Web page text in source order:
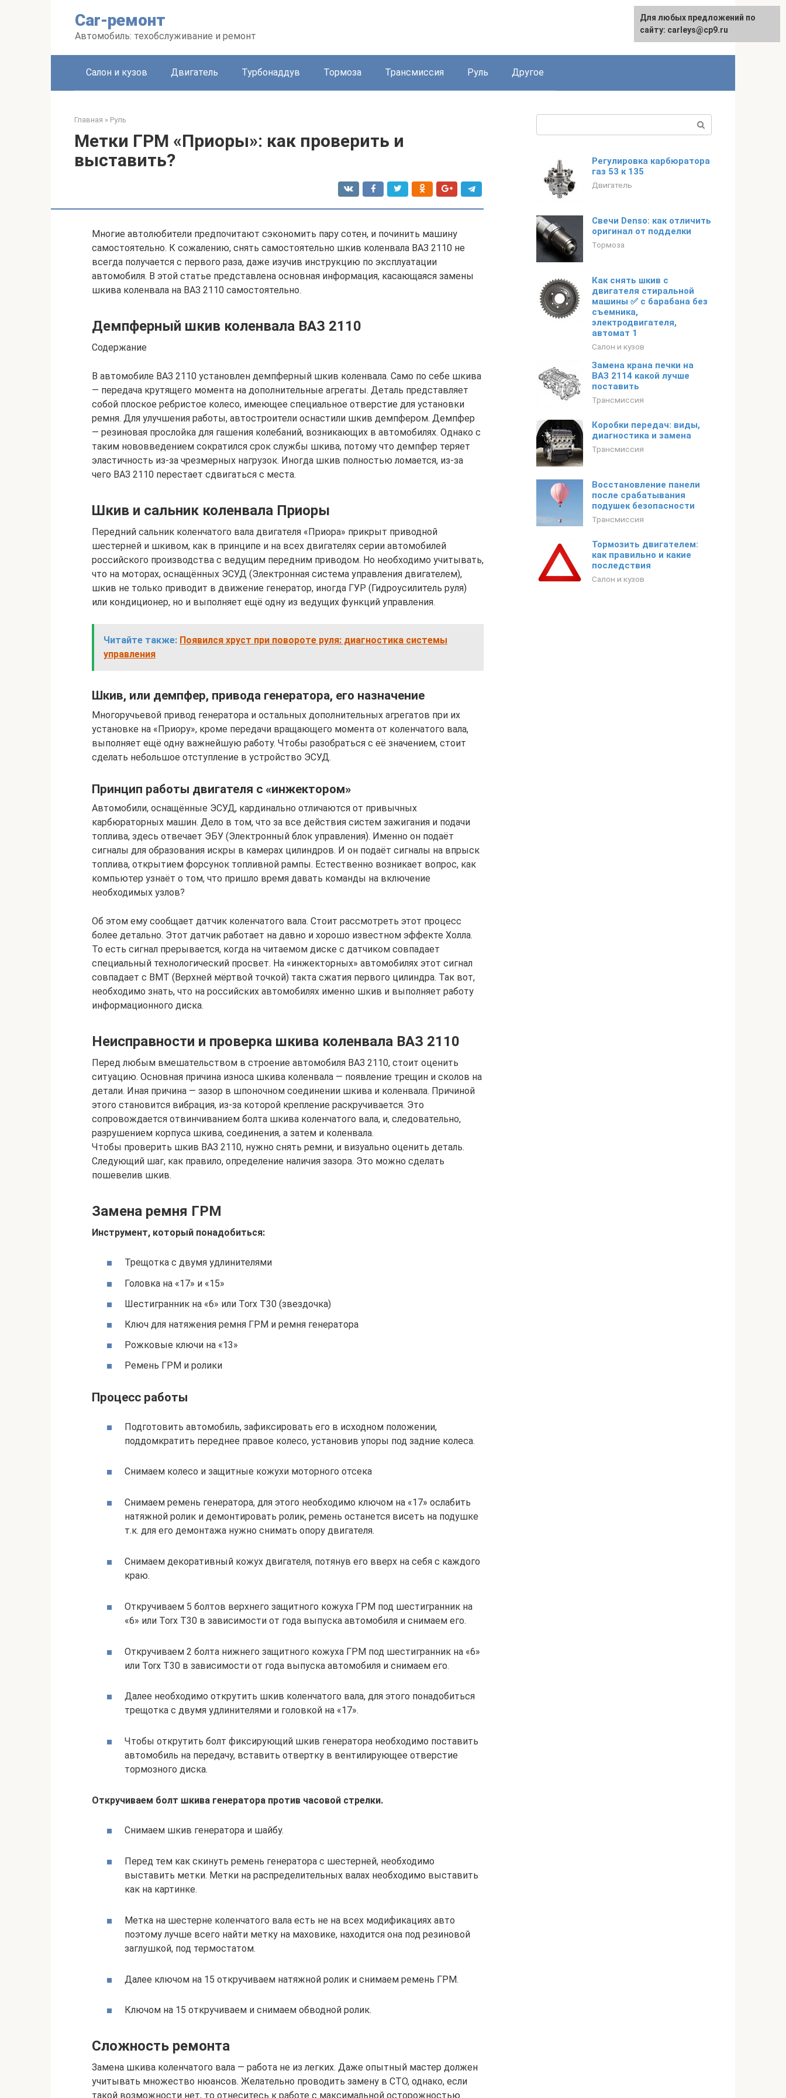
Car-ремонт
Автомобиль: техобслуживание и ремонт
Салон и кузов Двигатель Турбонаддув Тормоза Трансмиссия Руль Другое
Главная » Руль
Метки ГРМ «Приоры»: как проверить и
выставить?
Многие автолюбители предпочитают сэкономить пару сотен, и починить машину
самостоятельно. К сожалению, снять самостоятельно шкив коленвала ВАЗ 2110 не
всегда получается с первого раза, даже изучив инструкцию по эксплуатации
автомобиля. В этой статье представлена основная информация, касающаяся замены
шкива коленвала на ВАЗ 2110 самостоятельно.
Демпферный шкив коленвала ВАЗ 2110
Содержание
В автомобиле ВАЗ 2110 установлен демпферный шкив коленвала. Само по себе шкива
— передача крутящего момента на дополнительные агрегаты. Деталь представляет
собой плоское ребристое колесо, имеющее специальное отверстие для установки
ремня. Для улучшения работы, автостроители оснастили шкив демпфером. Демпфер
— резиновая прослойка для гашения колебаний, возникающих в автомобилях. Однако с
таким нововведением сократился срок службы шкива, потому что демпфер теряет
эластичность из-за чрезмерных нагрузок. Иногда шкив полностью ломается, из-за
чего ВАЗ 2110 перестает сдвигаться с места.
Шкив и сальник коленвала Приоры
Передний сальник коленчатого вала двигателя «Приора» прикрыт приводной
шестерней и шкивом, как в принципе и на всех двигателях серии автомобилей
российского производства с ведущим передним приводом. Но необходимо учитывать,
что на моторах, оснащённых ЭСУД (Электронная система управления двигателем),
шкив не только приводит в движение генератор, иногда ГУР (Гидроусилитель руля)
или кондиционер, но и выполняет ещё одну из ведущих функций управления.
Читайте также: Появился хруст при повороте руля: диагностика системы
управления
Шкив, или демпфер, привода генератора, его назначение
Многоручьевой привод генератора и остальных дополнительных агрегатов при их
установке на «Приору», кроме передачи вращающего момента от коленчатого вала,
выполняет ещё одну важнейшую работу. Чтобы разобраться с её значением, стоит
сделать небольшое отступление в устройство ЭСУД.
Принцип работы двигателя с «инжектором»
Автомобили, оснащённые ЭСУД, кардинально отличаются от привычных
карбюраторных машин. Дело в том, что за все действия систем зажигания и подачи
топлива, здесь отвечает ЭБУ (Электронный блок управления). Именно он подаёт
сигналы для образования искры в камерах цилиндров. И он подаёт сигналы на впрыск
топлива, открытием форсунок топливной рампы. Естественно возникает вопрос, как
компьютер узнаёт о том, что пришло время давать команды на включение
необходимых узлов?
Об этом ему сообщает датчик коленчатого вала. Стоит рассмотреть этот процесс
более детально. Этот датчик работает на давно и хорошо известном эффекте Холла.
То есть сигнал прерывается, когда на читаемом диске с датчиком совпадает
специальный технологический просвет. На «инжекторных» автомобилях этот сигнал
совпадает с ВМТ (Верхней мёртвой точкой) такта сжатия первого цилиндра. Так вот,
необходимо знать, что на российских автомобилях именно шкив и выполняет работу
информационного диска.
Неисправности и проверка шкива коленвала ВАЗ 2110
Перед любым вмешательством в строение автомобиля ВАЗ 2110, стоит оценить
ситуацию. Основная причина износа шкива коленвала — появление трещин и сколов на
детали. Иная причина — зазор в шпоночном соединении шкива и коленвала. Причиной
этого становится вибрация, из-за которой крепление раскручивается. Это
сопровождается отвинчиванием болта шкива коленчатого вала, и, следовательно,
разрушением корпуса шкива, соединения, а затем и коленвала.
Чтобы проверить шкив ВАЗ 2110, нужно снять ремни, и визуально оценить деталь.
Следующий шаг, как правило, определение наличия зазора. Это можно сделать
пошевелив шкив.
Замена ремня ГРМ
Инструмент, который понадобиться:
Трещотка с двумя удлинителями
Головка на «17» и «15»
Шестигранник на «6» или Torx T30 (звездочка)
Ключ для натяжения ремня ГРМ и ремня генератора
Рожковые ключи на «13»
Ремень ГРМ и ролики
Процесс работы
Подготовить автомобиль, зафиксировать его в исходном положении,
поддомкратить переднее правое колесо, установив упоры под задние колеса.
Снимаем колесо и защитные кожухи моторного отсека
Снимаем ремень генератора, для этого необходимо ключом на «17» ослабить
натяжной ролик и демонтировать ролик, ремень останется висеть на подушке
т.к. для его демонтажа нужно снимать опору двигателя.
Снимаем декоративный кожух двигателя, потянув его вверх на себя с каждого
краю.
Откручиваем 5 болтов верхнего защитного кожуха ГРМ под шестигранник на
«6» или Torx T30 в зависимости от года выпуска автомобиля и снимаем его.
Откручиваем 2 болта нижнего защитного кожуха ГРМ под шестигранник на «6»
или Torx T30 в зависимости от года выпуска автомобиля и снимаем его.
Далее необходимо открутить шкив коленчатого вала, для этого понадобиться
трещотка с двумя удлинителями и головкой на «17».
Чтобы открутить болт фиксирующий шкив генератора необходимо поставить
автомобиль на передачу, вставить отвертку в вентилирующее отверстие
тормозного диска.
Откручиваем болт шкива генератора против часовой стрелки.
Снимаем шкив генератора и шайбу.
Перед тем как скинуть ремень генератора с шестерней, необходимо
выставить метки. Метки на распределительных валах необходимо выставить
как на картинке.
Метка на шестерне коленчатого вала есть не на всех модификациях авто
поэтому лучше всего найти метку на маховике, находится она под резиновой
заглушкой, под термостатом.
Далее ключом на 15 откручиваем натяжной ролик и снимаем ремень ГРМ.
Ключом на 15 откручиваем и снимаем обводной ролик.
Сложность ремонта
Замена шкива коленчатого вала — работа не из легких. Даже опытный мастер должен
учитывать множество нюансов. Желательно проводить замену в СТО, однако, если
такой возможности нет, то отнеситесь к работе с максимальной осторожностью.
Регулировка карбюратора
газ 53 к 135
Двигатель
Свечи Denso: как отличить
оригинал от подделки
Тормоза
Как снять шкив с
двигателя стиральной
машины ✅ с барабана без
съемника,
электродвигателя,
автомат 1
Салон и кузов
Замена крана печки на
ВАЗ 2114 какой лучше
поставить
Трансмиссия
Коробки передач: виды,
диагностика и замена
Трансмиссия
Восстановление панели
после срабатывания
подушек безопасности
Трансмиссия
Тормозить двигателем:
как правильно и какие
последствия
Салон и кузов
Для любых предложений по
сайту: carleys@cp9.ru